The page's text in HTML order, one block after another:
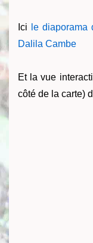
Ici le diaporama
Dalila Cambe
Et la vue
côté de la carte)